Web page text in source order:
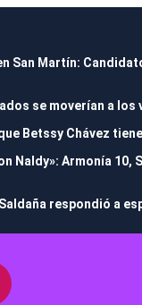
San Martín:
se moverían a
Betssy Chávez
Naldy»: Armonía 10,
respondió a